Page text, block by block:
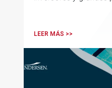
Latinoamérica y otros
LEER MÁS >>